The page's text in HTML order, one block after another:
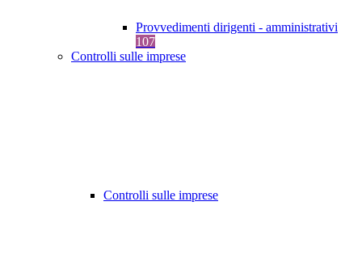
Provvedimenti dirigenti - amministrativi
107
Controlli sulle imprese
Controlli sulle imprese